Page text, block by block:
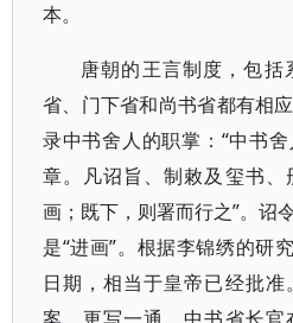
本。
唐朝的王言制度，包括
省、门下省和尚书省都有相
录中书舍人的职掌：“中书
章。凡诏旨、制敕及玺书
画；既下，则署而行之”。诏
是“进画”。根据李锦绣的研
日期，相当于皇帝已经批